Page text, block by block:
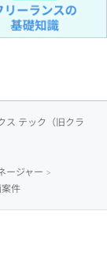
ス テック（旧クラ
ージャー
件